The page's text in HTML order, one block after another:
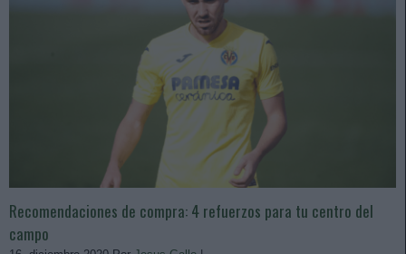
Recomendaciones de compra: 4 refuerzos para tu centro del
campo